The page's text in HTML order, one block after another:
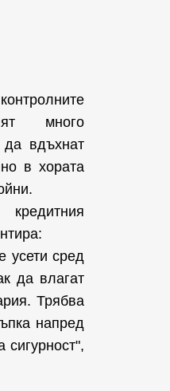
много
вдъхнат
в хората
усети сред
да влагат
Трябва
напред
сигурност",